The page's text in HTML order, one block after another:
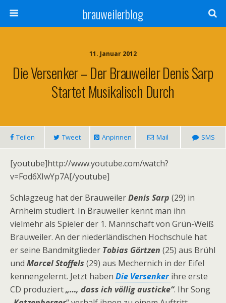
brauweilerblog
11. Januar 2012
Die Versenker – Der Brauweiler Denis Sarp
Startet Musikalisch Durch
Teilen Tweet Anpinnen Mail SMS
[youtube]http://www.youtube.com/watch?
v=Fod6XIwYp7A[/youtube]
Schlagzeug hat der BrauweilerDenis Sarp (29) in
Arnheim studiert. In Brauweiler kennt man ihn
vielmehr als Spieler der 1. Mannschaft von Grün-Weiß
Brauweiler. An der niederländischen Hochschule hat
er seine Bandmitglieder Tobias Görtzen (25) aus Brühl
und Marcel Stoffels (29) aus Mechernich in der Eifel
kennengelernt. Jetzt haben Die Versenker ihre erste
CD produziert„…, dass ich völlig austicke“. Ihr Song